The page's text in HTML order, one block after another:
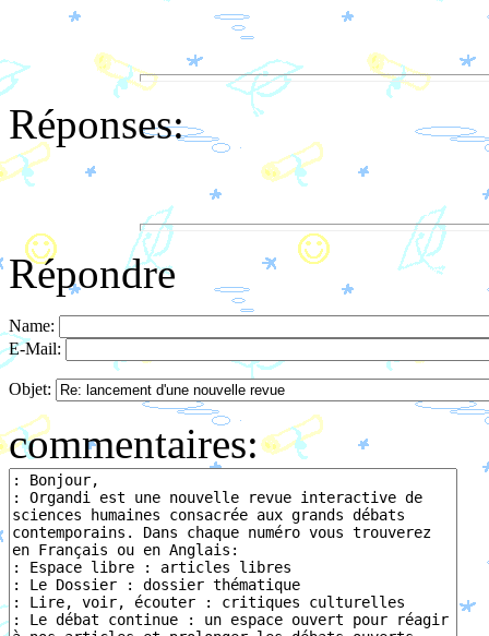
Réponses:
Répondre
Name:
E-Mail:
Objet:
commentaires: